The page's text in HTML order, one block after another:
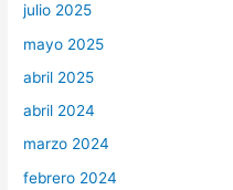
julio 2025
mayo 2025
abril 2025
abril 2024
marzo 2024
febrero 2024